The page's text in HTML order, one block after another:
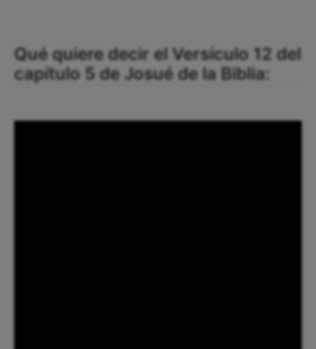
Qué quiere decir el Versículo 12 del
capítulo 5 de Josué de la Biblia: